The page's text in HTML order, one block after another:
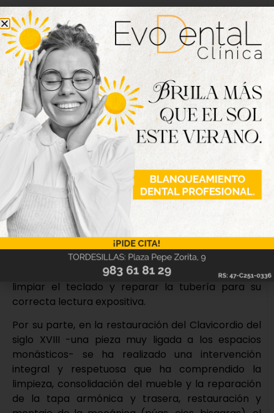
En el caso del Virginal, datado en 1579, es una pieza
de gran calidad y rica decoración, obra de uno de
los más importantes fabricantes de instrumentos
de tecla de Flandes, Hans Bos. La restauración
supuso una limpieza técnica, su paso por la cámara
de anoxia para eliminar posibles plagas, la
consolidación del soporte, así como la
reintegración de volúmenes, color y la ampliación
de una capa protectora.
El conocido como ‘Realejo de la reina Juana’ cuenta
con un teclado de 42 notas, lo que sugiere la
posibilidad de que el instrumento hubiera sido
construido antes de 1700. El teclado se encuentra
dentro de un mueble armario con taquilla inferior
que se adorna con pintura estucada y cuarterones
llenos de lises, jarrones de azucenas y guirnaldas
con flores. Las actuaciones han permitido
consolidar, limpiar y proteger la madera, así como
limpiar el teclado y reparar la tubería para su
correcta lectura expositiva.
Por su parte, en la restauración del Clavicordio del
siglo XVIII -una pieza muy ligada a los espacios
monásticos- se ha realizado una intervención
integral y respetuosa que ha comprendido la
limpieza, consolidación del mueble y la reparación
de la tapa armónica y trasera, restauración y